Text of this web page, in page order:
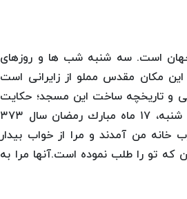
جهان است. سه شنبه شب ها و روزهای
مكان مقدس مملو از زایرانی است
و تاریخچه ساخت این مسجد؛ حكایت
زیر گفته می شود.شیخ حسن بن مثله جمكرانی می گوید: من شب سه شنبه، ۱۷ ماه مبارك رمضان سال ۳۷۳
خانه من آمدند و مرا از خواب بیدار
كه تو را طلب نموده است.آنها مرا به